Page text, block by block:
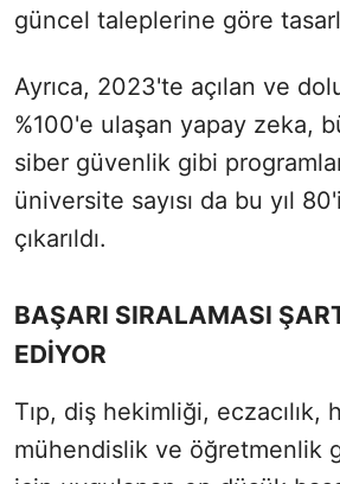
güncel taleplerine göre
Ayrıca, 2023'te açılan ve
%100'e ulaşan yapay zeka,
siber güvenlik gibi
üniversite sayısı da bu yıl
çıkarıldı.
BAŞARI SIRALAMASI
EDİYOR
Tıp, diş hekimliği, eczacılık,
mühendislik ve öğretmenlik